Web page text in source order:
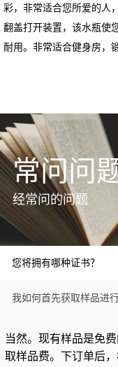
常问问
经常问的问题
您将拥有哪种证书？
我如何首先获取样品进行
当然。现有样品是免
取样品费。下订单后